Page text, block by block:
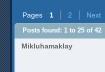
Pages 1 2
Next
Posts found: 1 to 25 of 42
Mikluhamaklay